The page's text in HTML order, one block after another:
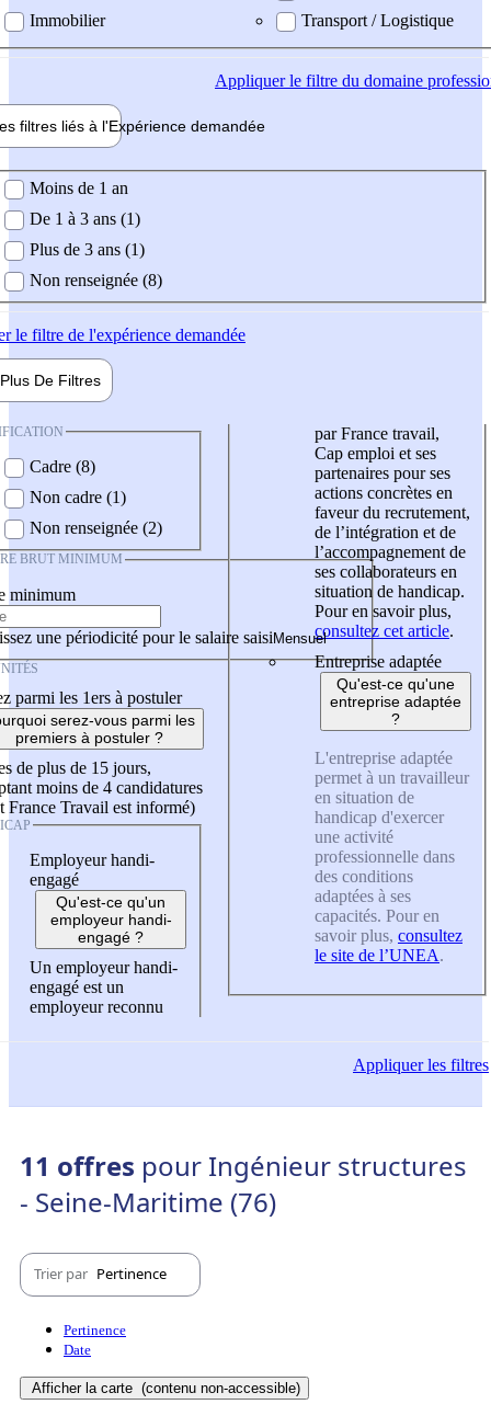
Immobilier
Transport / Logistique
Appliquerle filtre du domaine
filtres liés à l'Expérience demandée
demandée
Moins de 1 an
De 1 à 3 ans (1)
Plus de 3 ans (1)
Non renseignée (8)
le filtre de l'expérience demandée
Plus De Filtres
Cadre (8)
Non cadre (1)
Non renseignée (2)
BRUT MINIMUM
minimum
une périodicité pour le salaire saisi
parmi les 1ers à postuler
serez-vous parmi les
premiers à postuler ?
de plus de 15 jours,
moins de 4 candidatures
France Travail est informé)
Employeur handi-
engagé
Qu'est-ce qu'un
employeur handi-
engagé ?
Un employeur handi-
engagé est un
employeur reconnu
par France travail,
Cap emploi et ses
partenaires pour ses
actions concrètes en
faveur du recrutement,
de l’intégration et de
l’accompagnement de
ses collaborateurs en
situation de handicap.
Pour en savoir plus,
consultez cet article.
Entreprise adaptée
Qu'est-ce qu'une
entreprise adaptée
?
L'entreprise adaptée
permet à un travailleur
en situation de
handicap d'exercer
une activité
professionnelle dans
des conditions
adaptées à ses
capacités. Pour en
savoir plus, consultez
le site de l’UNEA.
Appliquerles filtres
11 offres pour Ingénieur structures
- Seine-Maritime (76)
Trier par Pertinence
Pertinence
Date
Afficher la carte (contenu non-accessible)